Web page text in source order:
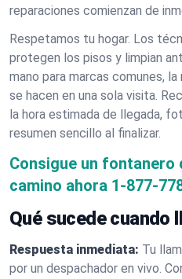
reparaciones comienzan de
Respetamos tu hogar. Los
protegen los pisos y limpian
mano para marcas comunes,
se hacen en una sola visita.
la hora estimada de llegada,
resumen sencillo al finalizar.
Consigue un fontanero
camino ahora 1-877-
Qué sucede cuando
Respuesta inmediata: Tu
por un despachador en vivo.